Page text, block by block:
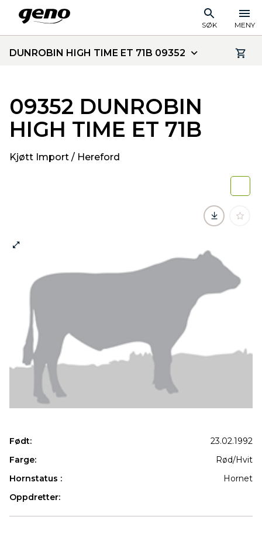
SØK MENY
DUNROBIN HIGH TIME ET 71B 09352
09352 DUNROBIN
HIGH TIME ET 71B
Kjøtt Import / Hereford
Født:
23.02.1992
Farge:
Rød/Hvit
Hornstatus :
Hornet
Oppdretter: